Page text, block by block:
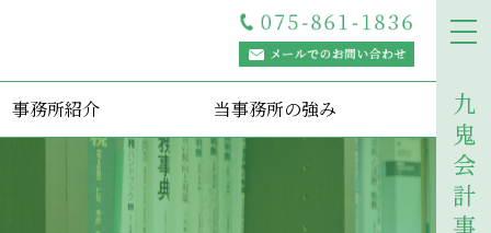
事務所紹介 当事務所の強み